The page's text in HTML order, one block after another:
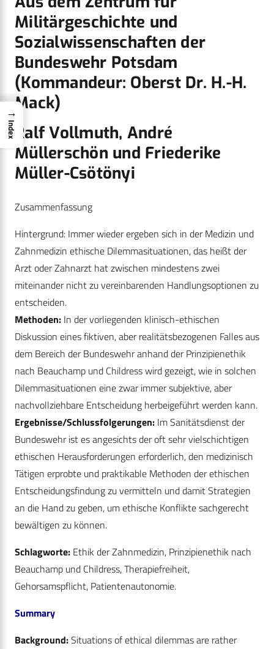
Militärgeschichte und
Sozialwissenschaften der
Bundeswehr Potsdam
(Kommandeur: Oberst Dr. H.-H.
Mack)
Ralf Vollmuth, André
Müllerschön und Friederike
Müller-Csötönyi
Zusammenfassung
Hintergrund: Immer wieder ergeben sich in der Medizin und
Zahnmedizin ethische Dilemmasituationen, das heißt der
Arzt oder Zahnarzt hat zwischen mindestens zwei
miteinander nicht zu vereinbarenden Handlungsoptionen zu
entscheiden.
Methoden: In der vorliegenden klinisch-ethischen
Diskussion eines fiktiven, aber realitätsbezogenen Falles aus
dem Bereich der Bundeswehr anhand der Prinzipienethik
nach Beauchamp und Childress wird gezeigt, wie in solchen
Dilemmasituationen eine zwar immer subjektive, aber
nachvollziehbare Entscheidung herbeigeführt werden kann.
Ergebnisse/Schlussfolgerungen: Im Sanitätsdienst der
Bundeswehr ist es angesichts der oft sehr vielschichtigen
ethischen Herausforderungen erforderlich, den medizinisch
Tätigen erprobte und praktikable Methoden der ethischen
Entscheidungsfindung zu vermitteln und damit Strategien
an die Hand zu geben, um ethische Konflikte sachgerecht
bewältigen zu können.
Schlagworte: Ethik der Zahnmedizin, Prinzipienethik nach
Beauchamp und Childress, Therapiefreiheit,
Gehorsamspflicht, Patientenautonomie.
Summary
Background:Situations of ethical dilemmas are rather
→
Index